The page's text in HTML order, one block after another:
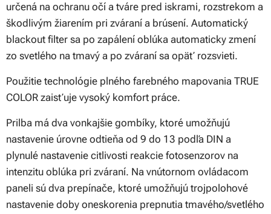
určená na ochranu očí a tváre pred iskrami, rozstrekom a
škodlivým žiarením pri zváraní a brúsení. Automatický
blackout filter sa po zapálení oblúka automaticky zmení
zo svetlého na tmavý a po zváraní sa opäť rozsvieti.
Použitie technológie plného farebného mapovania TRUE
COLOR zaisťuje vysoký komfort práce.
Prilba má dva vonkajšie gombíky, ktoré umožňujú
nastavenie úrovne odtieňa od 9 do 13 podľa DIN a
plynulé nastavenie citlivosti reakcie fotosenzorov na
intenzitu oblúka pri zváraní. Na vnútornom ovládacom
paneli sú dva prepínače, ktoré umožňujú trojpolohové
nastavenie doby oneskorenia prepnutia tmavého/svetlého